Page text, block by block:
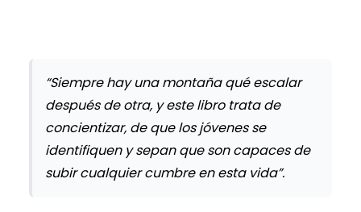
“Siempre hay una montaña qué escalar
después de otra, y este libro trata de
concientizar, de que los jóvenes se
identifiquen y sepan que son capaces de
subir cualquier cumbre en esta vida”.